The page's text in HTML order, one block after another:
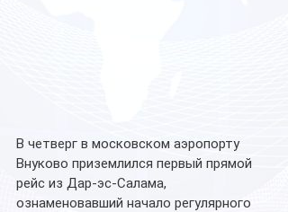
В четверг в московском аэропорту
Внуково приземлился первый прямой
рейс из Дар-эс-Салама,
ознаменовавший начало регулярного